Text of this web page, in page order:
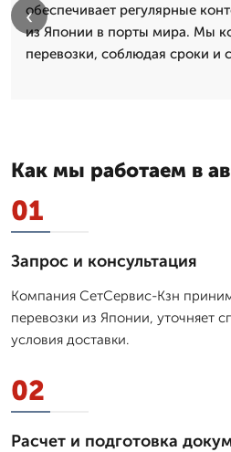
обеспечивает регулярные
из Японии в порты мира. Мы
перевозки, соблюдая сроки и
‹
Как мы работаем в
01
Запрос и консультация
Компания СетСервис-Кзн
перевозки из Японии, уточняет
условия доставки.
02
Расчет и подготовка